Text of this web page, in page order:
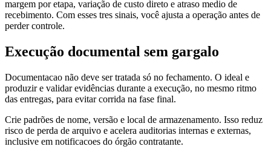
margem por etapa, variação de custo direto e atraso medio de
recebimento. Com esses tres sinais, você ajusta a operação antes de
perder controle.
Execução documental sem gargalo
Documentacao não deve ser tratada só no fechamento. O ideal e
produzir e validar evidências durante a execução, no mesmo ritmo
das entregas, para evitar corrida na fase final.
Crie padrões de nome, versão e local de armazenamento. Isso reduz
risco de perda de arquivo e acelera auditorias internas e externas,
inclusive em notificacoes do órgão contratante.